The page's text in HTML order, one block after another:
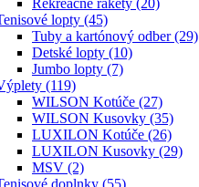
Rekreačné rakety (20)
lopty (45)
Tuby a kartónový odber (29)
Detské lopty (10)
Jumbo lopty (7)
(119)
WILSON Kotúče (27)
WILSON Kusovky (35)
LUXILON Kotúče (26)
LUXILON Kusovky (29)
MSV (2)
doplnky (55)